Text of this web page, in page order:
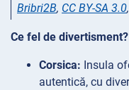
Bribri2B, CC BY-SA 3.0
Ce fel de divertisment?
Corsica: Insula
autentică, cu